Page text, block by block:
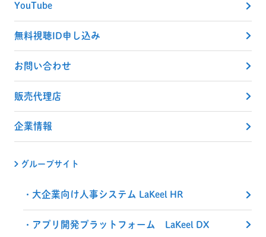
YouTube
無料視聴ID申し込み
お問い合わせ
販売代理店
企業情報
グループサイト
大企業向け人事システム LaKeel HR
アプリ開発プラットフォーム LaKeel DX